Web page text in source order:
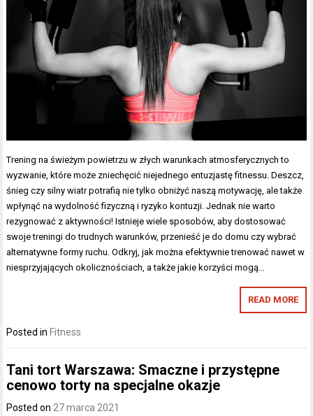
Trening na świeżym powietrzu w złych warunkach atmosferycznych to
wyzwanie, które może zniechęcić niejednego entuzjastę fitnessu. Deszcz,
śnieg czy silny wiatr potrafią nie tylko obniżyć naszą motywację, ale także
wpłynąć na wydolność fizyczną i ryzyko kontuzji. Jednak nie warto
rezygnować z aktywności! Istnieje wiele sposobów, aby dostosować
swoje treningi do trudnych warunków, przenieść je do domu czy wybrać
alternatywne formy ruchu. Odkryj, jak można efektywnie trenować nawet w
niesprzyjających okolicznościach, a także jakie korzyści mogą…
READ MORE
Posted in Fitness
Tani tort Warszawa: Smaczne i przystępne
cenowo torty na specjalne okazje
Posted on 27 marca 2021